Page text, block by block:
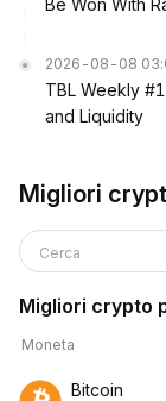
Be Won With
2026-08-08
TBL Weekly
and Liquidity
Migliori
Cerca
Migliori crypto
Moneta
Bitcoin